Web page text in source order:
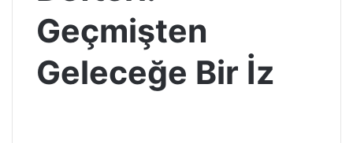
Geçmişten
Geleceğe Bir İz